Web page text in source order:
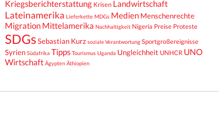
Kriegsberichterstattung Krisen Landwirtschaft
Lateinamerika Lieferkette MDGs Medien Menschenrechte
Migration Mittelamerika Nachhaltigkeit Nigeria Preise Proteste
SDGsSebastian Kurz soziale Verantwortung Sportgroßereignisse
Syrien Südafrika Tipps Tourismus Uganda Ungleichheit UNHCR UNO
Wirtschaft Ägypten Äthiopien